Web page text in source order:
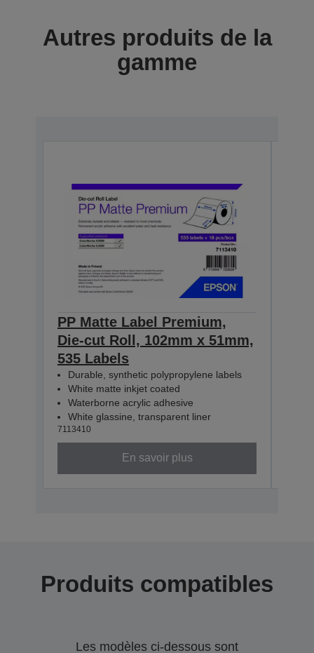
Autres produits de la
gamme
PP Matte Label Premium,
Die-cut Roll, 102mm x 51mm,
535 Labels
Durable, synthetic polypropylene labels
White matte inkjet coated
Waterborne acrylic adhesive
White glassine, transparent liner
7113410
En savoir plus
Produits compatibles
Les modèles ci-dessous sont